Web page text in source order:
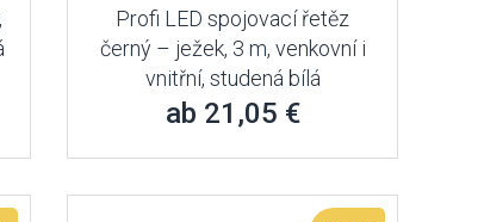
Profi LED spojovací řetěz
černý – ježek, 3 m, venkovní i
vnitřní, studená bílá
ab 21,05 €